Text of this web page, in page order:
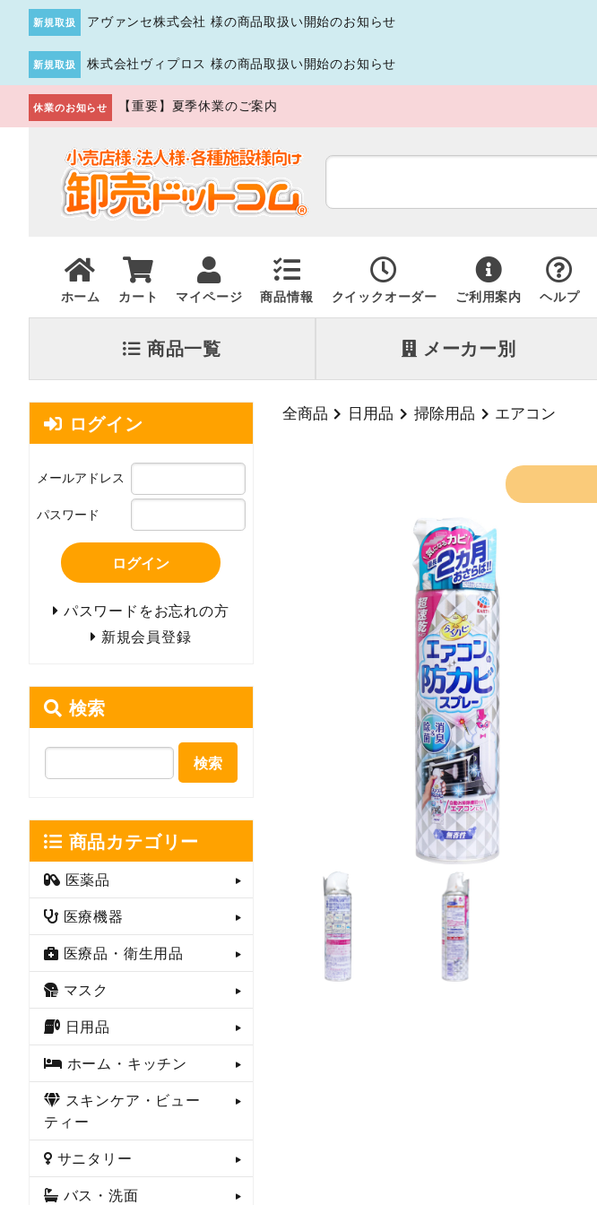
新規取扱 アヴァンセ株式会社 様の商品取扱い開始のお知らせ
新規取扱 株式会社ヴィプロス 様の商品取扱い開始のお知らせ
休業のお知らせ 【重要】夏季休業のご案内
ホーム カート マイページ 商品情報 クイックオーダー ご利用案内 ヘルプ
商品一覧 メーカー別
全商品 日用品 掃除用品 エアコン
ログイン
メールアドレス
パスワード
ログイン
パスワードをお忘れの方
新規会員登録
検索
検索
商品カテゴリー
医薬品
医療機器
医療品・衛生用品
マスク
日用品
ホーム・キッチン
スキンケア・ビュー
ティー
サニタリー
バス・洗面